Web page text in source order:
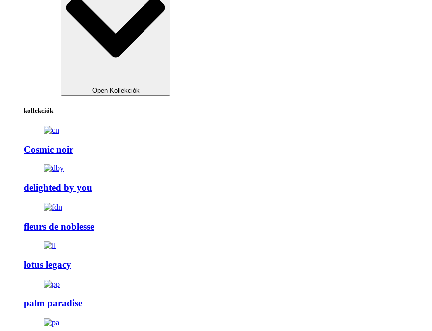
Open Kollekciók
kollekciók
Cosmic noir
delighted by you
fleurs de noblesse
lotus legacy
palm paradise